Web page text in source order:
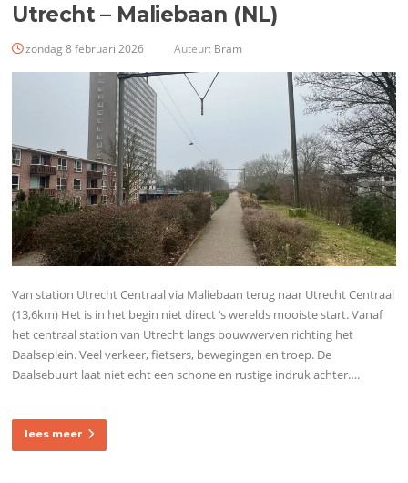
Utrecht – Maliebaan (NL)
zondag 8 februari 2026 Auteur: Bram
Van station Utrecht Centraal via Maliebaan terug naar Utrecht Centraal
(13,6km) Het is in het begin niet direct ‘s werelds mooiste start. Vanaf
het centraal station van Utrecht langs bouwwerven richting het
Daalseplein. Veel verkeer, fietsers, bewegingen en troep. De
Daalsebuurt laat niet echt een schone en rustige indruk achter….
lees meer